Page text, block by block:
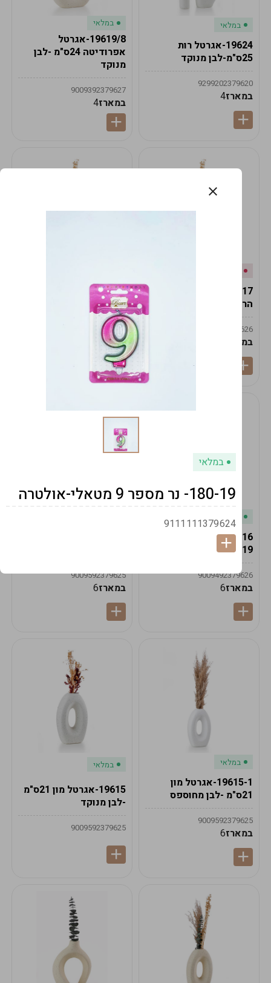
במלאי
19624-אגרטל רות
25ס"מ-לבן מנוקד
9299202379620
במארז4
במלאי
19619/8-אגרטל
אפרודיטה 24ס"מ -לבן
מנוקד
9009392379627
במארז4
הרמס 19ס"מ -לבן נקי
9009492379626
במארז
19617/6-אגרטל הרמס
19ס"מ -לבן מנוקד
9009492379626
במארז
19616-אגרטל הרמס
19ס"מ -קרם
9009492379626
במארז6
9009592379625
במארז6
במלאי
19615-1-אגרטל מון
21ס"מ -לבן מחוספס
9009592379625
במארז6
במלאי
19615-אגרטל מון 21ס"מ
-לבן מנוקד
9009592379625
במלאי
180-19- נר מספר 9 מטאלי-אולטרה
9111111379624